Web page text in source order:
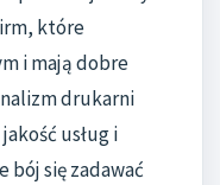
które
i mają dobre
drukarni
usług i
bój się zadawać